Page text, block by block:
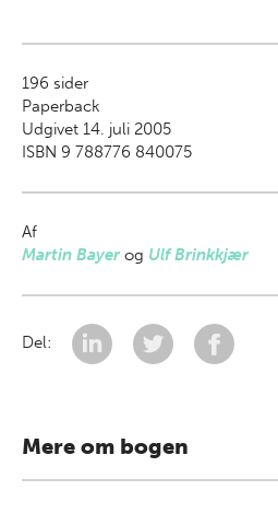
196 sider
Paperback
Udgivet 14. juli 2005
ISBN 9 788776 840075
Af
Martin Bayerog Ulf Brinkkjær
Del:
Mere om bogen